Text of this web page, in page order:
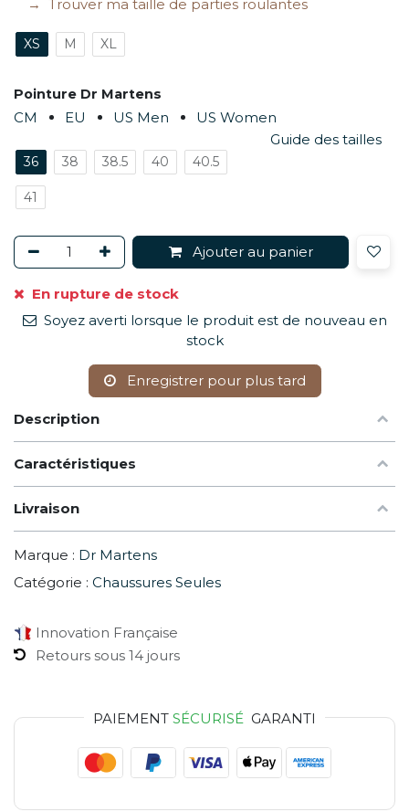
Trouver ma taille de parties roulantes
XS M XL
Pointure Dr Martens
CM EU US Men
US Women
Guide des tailles
36 38 38.5 40 40.5
41
Ajouter au panier
En rupture de stock
Soyez averti lorsque le produit est de nouveau en
stock
Enregistrer pour plus tard
Description
Caractéristiques
Livraison
Marque : Dr Martens
Catégorie : Chaussures Seules
Innovation Française
Retours sous 14 jours
PAIEMENT SÉCURISÉ GARANTI